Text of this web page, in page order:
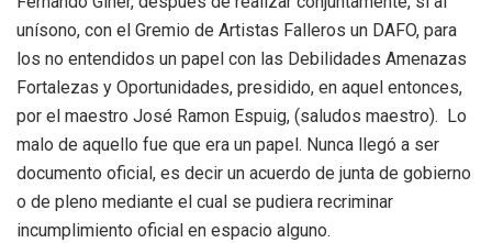
unísono, con el Gremio de Artistas Falleros un DAFO, para
los no entendidos un papel con las Debilidades Amenazas
Fortalezas y Oportunidades, presidido, en aquel entonces,
por el maestro José Ramon Espuig, (saludos maestro). Lo
malo de aquello fue que era un papel. Nunca llegó a ser
documento oficial, es decir un acuerdo de junta de gobierno
o de pleno mediante el cual se pudiera recriminar
incumplimiento oficial en espacio alguno.